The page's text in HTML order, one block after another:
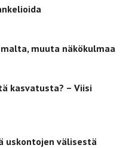
muuta näkökulmaa
kasvatusta? – Viisi
uskontojen välisestä